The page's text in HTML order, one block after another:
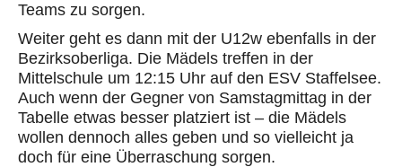
Teams zu sorgen.
Weiter geht es dann mit der U12w ebenfalls in der
Bezirksoberliga. Die Mädels treffen in der
Mittelschule um 12:15 Uhr auf den ESV Staffelsee.
Auch wenn der Gegner von Samstagmittag in der
Tabelle etwas besser platziert ist – die Mädels
wollen dennoch alles geben und so vielleicht ja
doch für eine Überraschung sorgen.